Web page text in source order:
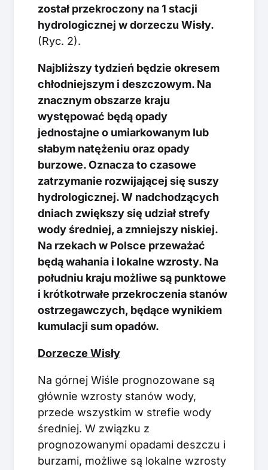
został przekroczony na 1 stacji
hydrologicznej w dorzeczu Wisły.
(Ryc. 2).
Najbliższy tydzień będzie okresem
chłodniejszym i deszczowym. Na
znacznym obszarze kraju
występować będą opady
jednostajne o umiarkowanym lub
słabym natężeniu oraz opady
burzowe. Oznacza to czasowe
zatrzymanie rozwijającej się suszy
hydrologicznej. W nadchodzących
dniach zwiększy się udział strefy
wody średniej, a zmniejszy niskiej.
Na rzekach w Polsce przeważać
będą wahania i lokalne wzrosty. Na
południu kraju możliwe są punktowe
i krótkotrwałe przekroczenia stanów
ostrzegawczych, będące wynikiem
kumulacji sum opadów.
Dorzecze Wisły
Na górnej Wiśle prognozowane są
głównie wzrosty stanów wody,
przede wszystkim w strefie wody
średniej. W związku z
prognozowanymi opadami deszczu i
burzami, możliwe są lokalne wzrosty